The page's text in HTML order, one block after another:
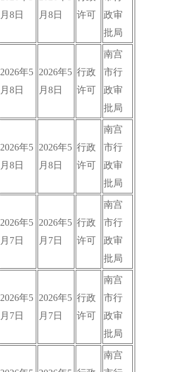
月8日
月8日
许可
政审
批局
2026年5
月8日
2026年5
月8日
行政
许可
南宫
市行
政审
批局
2026年5
月8日
2026年5
月8日
行政
许可
南宫
市行
政审
批局
2026年5
月7日
2026年5
月7日
行政
许可
南宫
市行
政审
批局
2026年5
月7日
2026年5
月7日
行政
许可
南宫
市行
政审
批局
南宫